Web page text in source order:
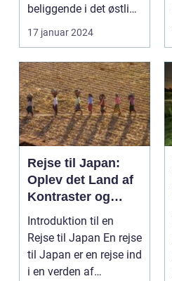
beliggende i det østlige
Indon...
17 januar 2024
Rejse til Japan:
Oplev det Land af
Kontraster og
Skønhed
Introduktion til en
Rejse til Japan En rejse
til Japan er en rejse ind
i en verden af